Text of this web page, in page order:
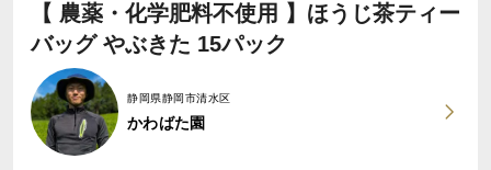
【 農薬・化学肥料不使用 】ほうじ茶ティー
バッグ やぶきた 15パック
静岡県静岡市清水区
かわばた園